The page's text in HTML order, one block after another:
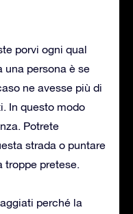
porvi ogni qual
una persona è se
ne avesse più di
In questo modo
Potrete
strada o puntare
troppe pretese.
perché la